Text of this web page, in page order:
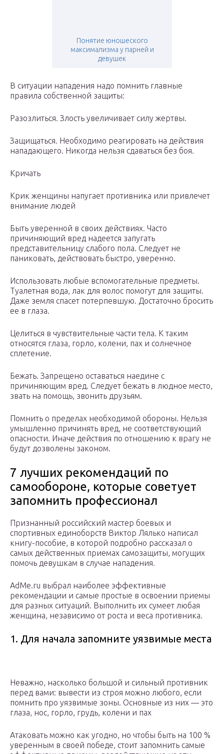
Понятие юношеского
максимализма у парней и
девушек
В ситуации нападения надо помнить главные
правила собственной защиты:
Разозлиться. Злость увеличивает силу жертвы.
Защищаться. Необходимо реагировать на действия
нападающего. Никогда нельзя сдаваться без боя.
Кричать
Крик женщины напугает противника или привлечет
внимание людей
Быть уверенной в своих действиях. Часто
причиняющий вред надеется запугать
представительницу слабого пола. Следует не
паниковать, действовать быстро, уверенно.
Использовать любые вспомогательные предметы.
Туалетная вода, лак для волос помогут для защиты.
Даже земля спасет потерпевшую. Достаточно бросить
ее в глаза.
Целиться в чувствительные части тела. К таким
относятся глаза, горло, колени, пах и солнечное
сплетение.
Бежать. Запрещено оставаться наедине с
причиняющим вред. Следует бежать в людное место,
звать на помощь, звонить друзьям.
Помнить о пределах необходимой обороны. Нельзя
умышленно причинять вред, не соответствующий
опасности. Иначе действия по отношению к врагу не
будут дозволены законом.
7 лучших рекомендаций по
самообороне, которые советует
запомнить профессионал
Признанный российский мастер боевых и
спортивных единоборств Виктор Лялько написал
книгу-пособие, в которой подробно рассказал о
самых действенных приемах самозащиты, могущих
помочь девушкам в случае нападения.
AdMe.ru выбрал наиболее эффективные
рекомендации и самые простые в освоении приемы
для разных ситуаций. Выполнить их сумеет любая
женщина, независимо от роста и веса противника.
1. Для начала запомните уязвимые места
Неважно, насколько большой и сильный противник
перед вами: вывести из строя можно любого, если
помнить про уязвимые зоны. Основные из них — это
глаза, нос, горло, грудь, колени и пах
Атаковать можно как угодно, но чтобы быть на 100 %
уверенным в своей победе, стоит запомнить самые